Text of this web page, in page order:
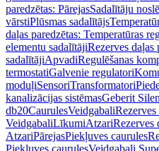
paredzētas: PārejasSadalītāju
vārstiPlūsmas sadalītājs
daļas paredzētas: Temperatūras
elementu sadalītājiRezerves daļas
sadalītājiApvadiRegulēšanas
termostatiGalvenie regulatori
moduļiSensoriTransformatori
kanalizācijas sistēmasGeberit
db20CaurulesVeidgabaliRezerves
VeidgabaliLīkumiAtzariRezerves
AtzariPārejasPiekļuves caurules
Piekļuves caurulesVeidgabali